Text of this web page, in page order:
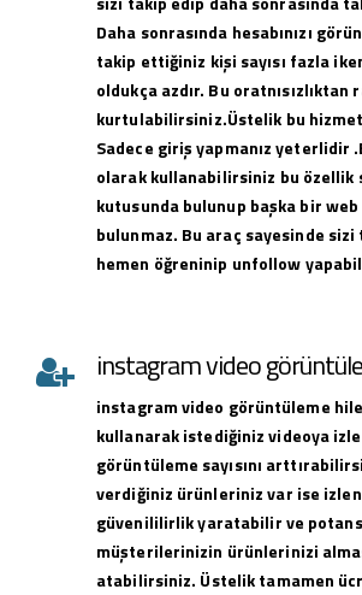
Daha sonrasında hesabınızı
takip ettiğiniz kişi sayısı fazla
oldukça azdır. Bu oratnısızlıktan
kurtulabilirsiniz.Üstelik bu
Sadece giriş yapmanız yeterlidir
olarak kullanabilirsiniz bu özellik
kutusunda bulunup başka bir
bulunmaz. Bu araç sayesinde
hemen öğreninip unfollow
instagram video
instagramvideo görüntüleme
kullanarak istediğiniz videoya
görüntüleme sayısını
verdiğiniz ürünleriniz var ise
güvenililirlik yaratabilir ve
müşterilerinizin ürünlerinizi
atabilirsiniz. Üstelik tamamen